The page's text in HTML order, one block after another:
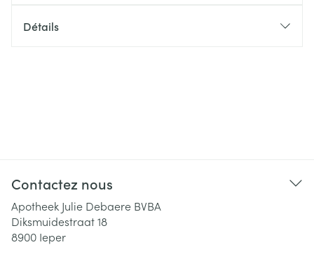
Détails
Contactez nous
Apotheek Julie Debaere BVBA
Diksmuidestraat 18
8900 Ieper